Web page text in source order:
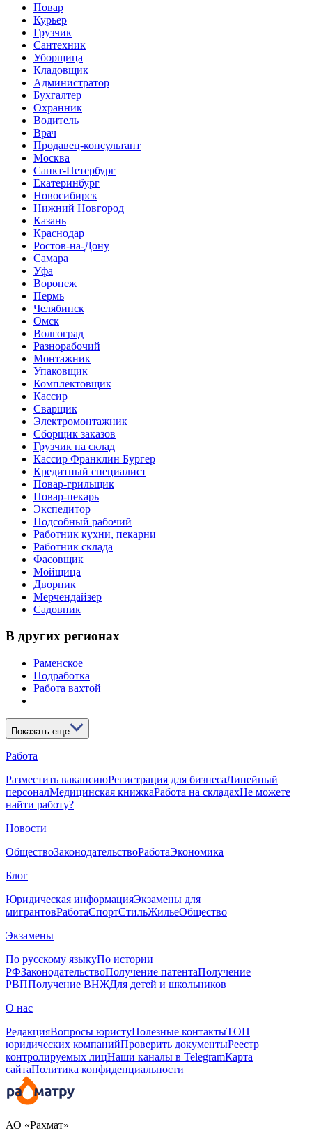
Повар
Курьер
Грузчик
Сантехник
Уборщица
Кладовщик
Администратор
Бухгалтер
Охранник
Водитель
Врач
Продавец-консультант
Москва
Санкт-Петербург
Екатеринбург
Новосибирск
Нижний Новгород
Казань
Краснодар
Ростов-на-Дону
Самара
Уфа
Воронеж
Пермь
Челябинск
Омск
Волгоград
Разнорабочий
Монтажник
Упаковщик
Комплектовщик
Кассир
Сварщик
Электромонтажник
Сборщик заказов
Грузчик на склад
Кассир Франклин Бургер
Кредитный специалист
Повар-грильщик
Повар-пекарь
Экспедитор
Подсобный рабочий
Работник кухни, пекарни
Работник склада
Фасовщик
Мойщица
Дворник
Мерчендайзер
Садовник
В других регионах
Раменское
Подработка
Работа вахтой
Показать еще
Работа
Разместить вакансиюРегистрация для бизнесаЛинейный
персоналМедицинская книжкаРабота на складахНе можете
найти работу?
Новости
ОбществоЗаконодательствоРаботаЭкономика
Блог
Юридическая информацияЭкзамены для
мигрантовРаботаСпортСтильЖильеОбщество
Экзамены
По русскому языкуПо истории
РФЗаконодательствоПолучение патентаПолучение
РВППолучение ВНЖДля детей и школьников
О нас
РедакцияВопросы юристуПолезные контактыТОП
юридических компанийПроверить документыРеестр
контролируемых лицНаши каналы в TelegramКарта
сайтаПолитика конфиденциальности
АО «Рахмат»